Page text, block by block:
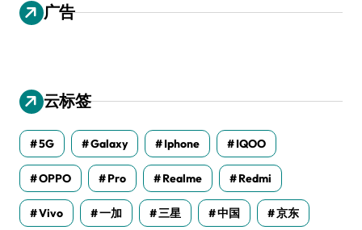
广告
云标签
5G Galaxy Iphone IQOO
OPPO Pro Realme Redmi
Vivo 一加 三星 中国 京东